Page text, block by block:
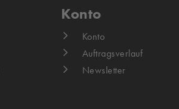
Konto
Konto
Auftragsverlauf
Newsletter